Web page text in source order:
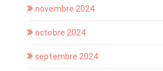
novembre 2024
octobre 2024
septembre 2024